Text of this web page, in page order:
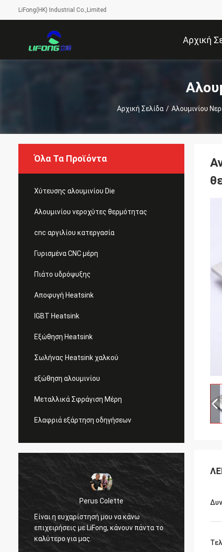
LiFong(HK) Industrial Co.,Limited
Αρχική
Αρχική Σελίδα / Αλουμινίου
Όλα Τα Προϊόντα
Χύτευσης αλουμινίου Die
Αλουμινίου νεροχύτες θερμότητας
cnc αργιλίου κατεργασία
Γυρισμένα CNC μέρη
Πιάτο υδρόψυξης
Αποφυγή Heatsink
IGBT Heatsink
Εξώθηση Heatsink
Σωλήνας Heatsink χαλκού
εξώθηση αλουμινίου
Μεταλλικά Σφράγιση Μέρη
Ελαφριά εξάρτηση οδηγήσεων
μου να κάνω
με LiFong, κάνουν πάντα το
Συμπαθώ τα προϊόντα
παρεχόμενα από LiFong.
πραγματικά το
εκτίμηση.